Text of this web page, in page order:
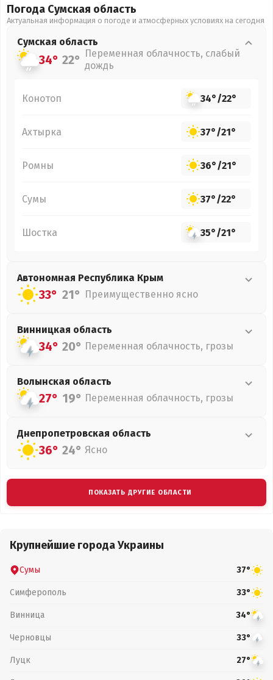
Погода Сумская область
Актуальная информация о погоде и атмосферных условиях на сегодня
Сумская область
34° 22° Переменная облачность, слабый
дождь
Конотоп 34°/22°
Ахтырка 37°/21°
Ромны 36°/21°
Сумы 37°/22°
Шостка 35°/21°
Автономная Республика Крым
33° 21° Преимущественно ясно
Винницкая область
34° 20° Переменная облачность, грозы
Волынская область
27° 19° Переменная облачность, грозы
Днепропетровская область
36° 24° Ясно
ПОКАЗАТЬ ДРУГИЕ ОБЛАСТИ
Крупнейшие города Украины
Сумы 37°
Симферополь 33°
Винница 34°
Черновцы 33°
Луцк 27°